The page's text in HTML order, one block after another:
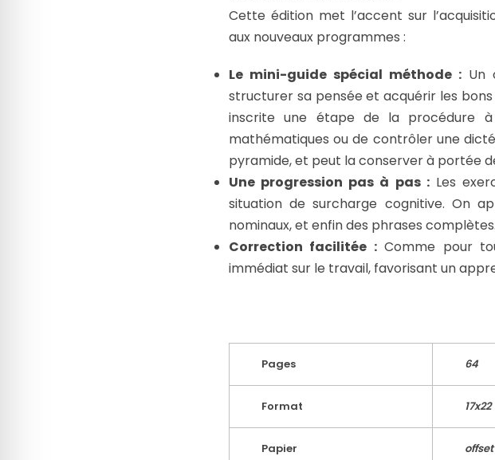
Cette édition met l’accent sur
aux nouveaux programmes :
Le mini-guide spécial méthode : Un
structurer sa pensée et acquérir les
inscrite une étape de la procédure à
mathématiques ou de contrôler une
pyramide, et peut la conserver à portée
Une progression pas à pas :Les
situation de surcharge cognitive. On
nominaux, et enfin des phrases complètes.
Correction facilitée :Comme pour
immédiat sur le travail, favorisant un
Pages 64
Format 17x22
Papier offset